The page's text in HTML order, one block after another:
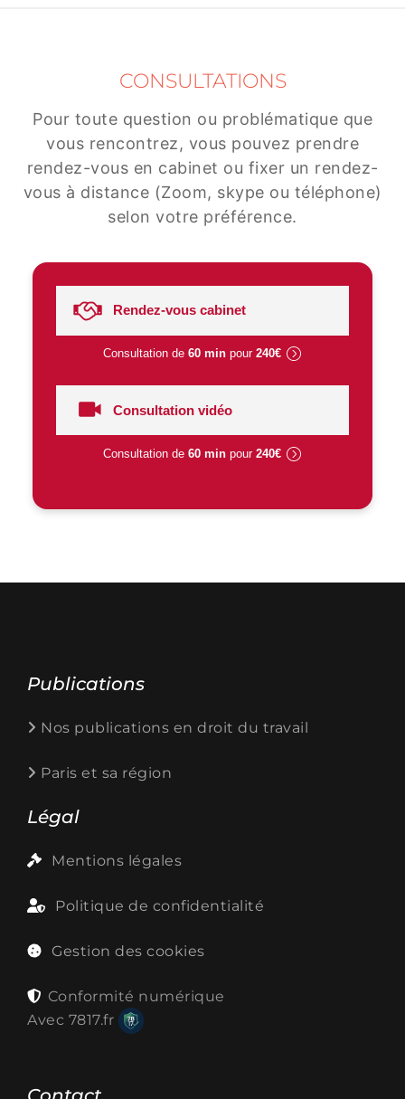
CONSULTATIONS
Pour toute question ou problématique que
vous rencontrez, vous pouvez prendre
rendez-vous en cabinet ou fixer un rendez-
vous à distance (Zoom, skype ou téléphone)
selon votre préférence.
Rendez-vous cabinet
Consultation de 60 minpour 240€
Consultation vidéo
Consultation de 60 minpour 240€
Légal
Mentions légales
Politique de confidentialité
Gestion des cookies
Conformité numérique
Avec 7817.fr
Publications
Nos publications en droit du travail
Paris et sa région